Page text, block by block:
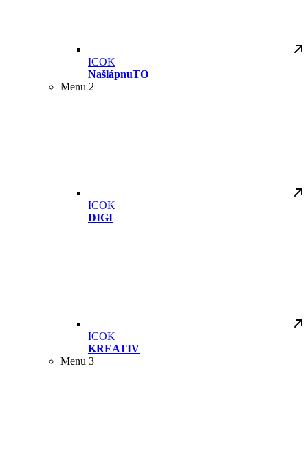
ICOK
NašlápnuTO
Menu 2
ICOK
DIGI
ICOK
KREATIV
Menu 3